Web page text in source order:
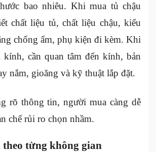
bao nhiêu. Khi mua tủ chậu
chất liệu tủ, chất liệu chậu, kiểu
chống ẩm, phụ kiện đi kèm. Khi
kính, cần quan tâm đến kính, bản
nắm, gioăng và kỹ thuật lắp đặt.
rõ thông tin, người mua càng dễ
chế rủi ro chọn nhầm.
theo từng không gian